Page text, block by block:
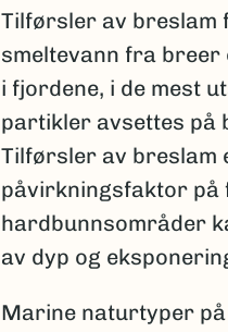
Tilførsler av breslam
smeltevann fra
i fjordene, i de mest
partikler avsettes på
Tilførsler av breslam
påvirkningsfaktor på
hardbunnsområder
av dyp og
Marine naturtyper